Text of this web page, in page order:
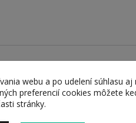
webu a po udelení súhlasu aj
preferencií cookies môžete
stránky.